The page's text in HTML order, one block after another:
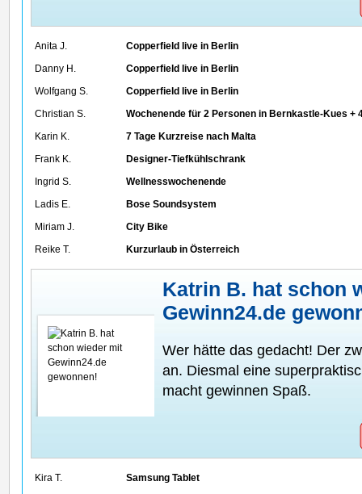
Anita J.
Copperfield live in Berlin
Danny H.
Copperfield live in Berlin
Wolfgang S.
Copperfield live in Berlin
Christian S.
Wochenende für 2 Personen in Bernkastle-Kues +
Karin K.
7 Tage Kurzreise nach Malta
Frank K.
Designer-Tiefkühlschrank
Ingrid S.
Wellnesswochenende
Ladis E.
Bose Soundsystem
Miriam J.
City Bike
Reike T.
Kurzurlaub in Österreich
Katrin B. hat schon
Gewinn24.de
Wer hätte das gedacht! Der
an. Diesmal eine
macht gewinnen Spaß.
Kira T.
Samsung Tablet